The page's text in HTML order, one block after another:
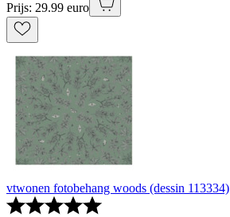
Prijs: 29.99 euro
vtwonen fotobehang woods (dessin 113334)